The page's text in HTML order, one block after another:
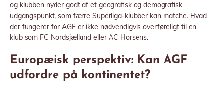
og klubben nyder godt af et geografisk og demografisk
udgangspunkt, som færre Superliga-klubber kan matche. Hvad
der fungerer for AGF er ikke nødvendigvis overføreligt til en
klub som FC Nordsjælland eller AC Horsens.
Europæisk perspektiv: Kan AGF
udfordre på kontinentet?